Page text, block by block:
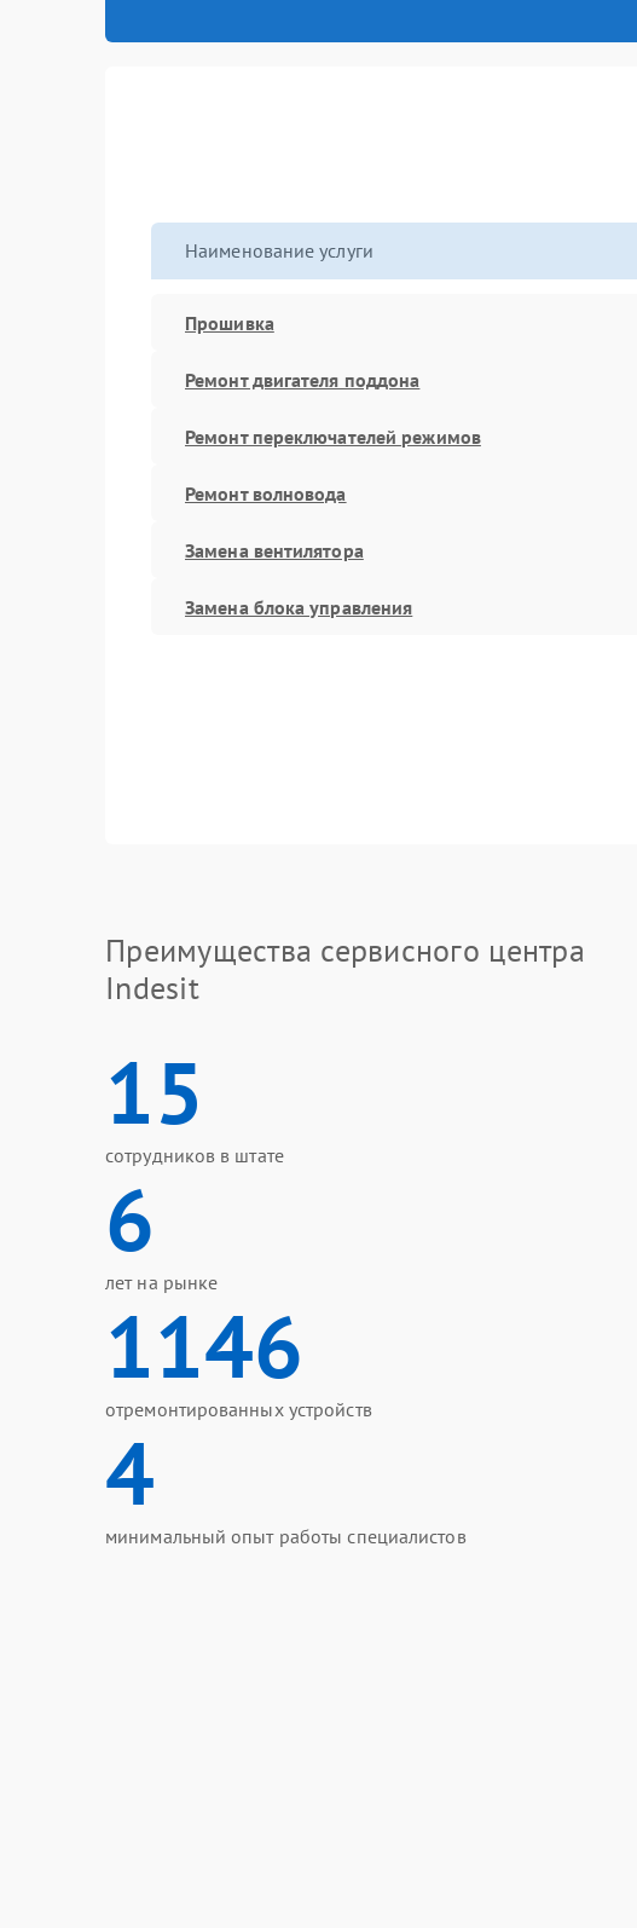
Наименование услуги
Прошивка
Ремонт двигателя поддона
Ремонт переключателей режимов
Ремонт волновода
Замена вентилятора
Замена блока управления
Преимущества сервисного центра
Indesit
15
сотрудников в штате
6
лет на рынке
1146
отремонтированных устройств
4
минимальный опыт работы специалистов